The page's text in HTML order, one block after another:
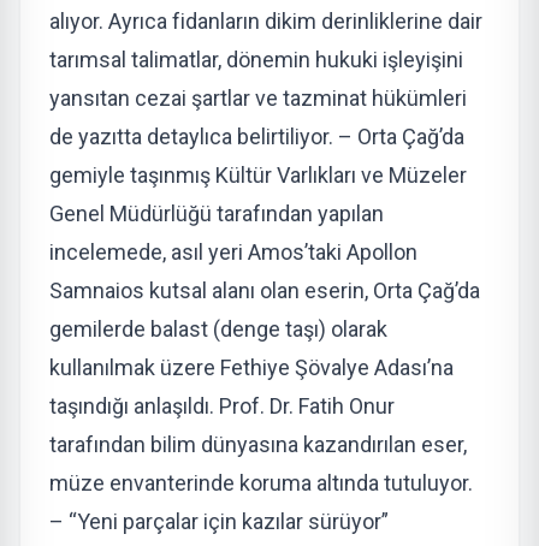
alıyor. Ayrıca fidanların dikim derinliklerine dair
tarımsal talimatlar, dönemin hukuki işleyişini
yansıtan cezai şartlar ve tazminat hükümleri
de yazıtta detaylıca belirtiliyor. – Orta Çağ’da
gemiyle taşınmış Kültür Varlıkları ve Müzeler
Genel Müdürlüğü tarafından yapılan
incelemede, asıl yeri Amos’taki Apollon
Samnaios kutsal alanı olan eserin, Orta Çağ’da
gemilerde balast (denge taşı) olarak
kullanılmak üzere Fethiye Şövalye Adası’na
taşındığı anlaşıldı. Prof. Dr. Fatih Onur
tarafından bilim dünyasına kazandırılan eser,
müze envanterinde koruma altında tutuluyor.
– “Yeni parçalar için kazılar sürüyor”​​​​​​​